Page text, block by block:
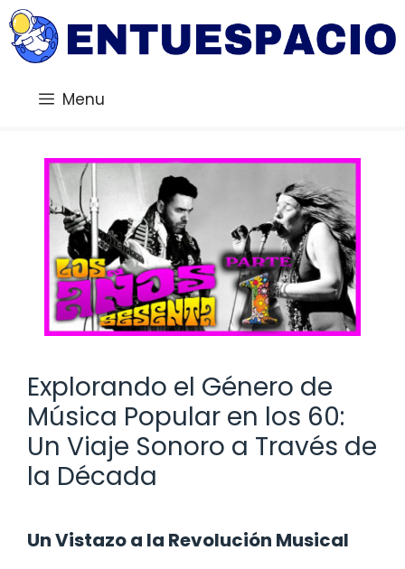
Saltar
al
contenido
Menu
Explorando el Género de
Música Popular en los 60:
Un Viaje Sonoro a Través de
la Década
Un Vistazo a la Revolución Musical